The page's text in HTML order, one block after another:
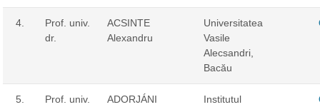
4.
Prof. univ.
dr.
ACSINTE
Alexandru
Universitatea
Vasile
Alecsandri,
Bacău
5.
Prof. univ.
ADORJÁNI
Institutul